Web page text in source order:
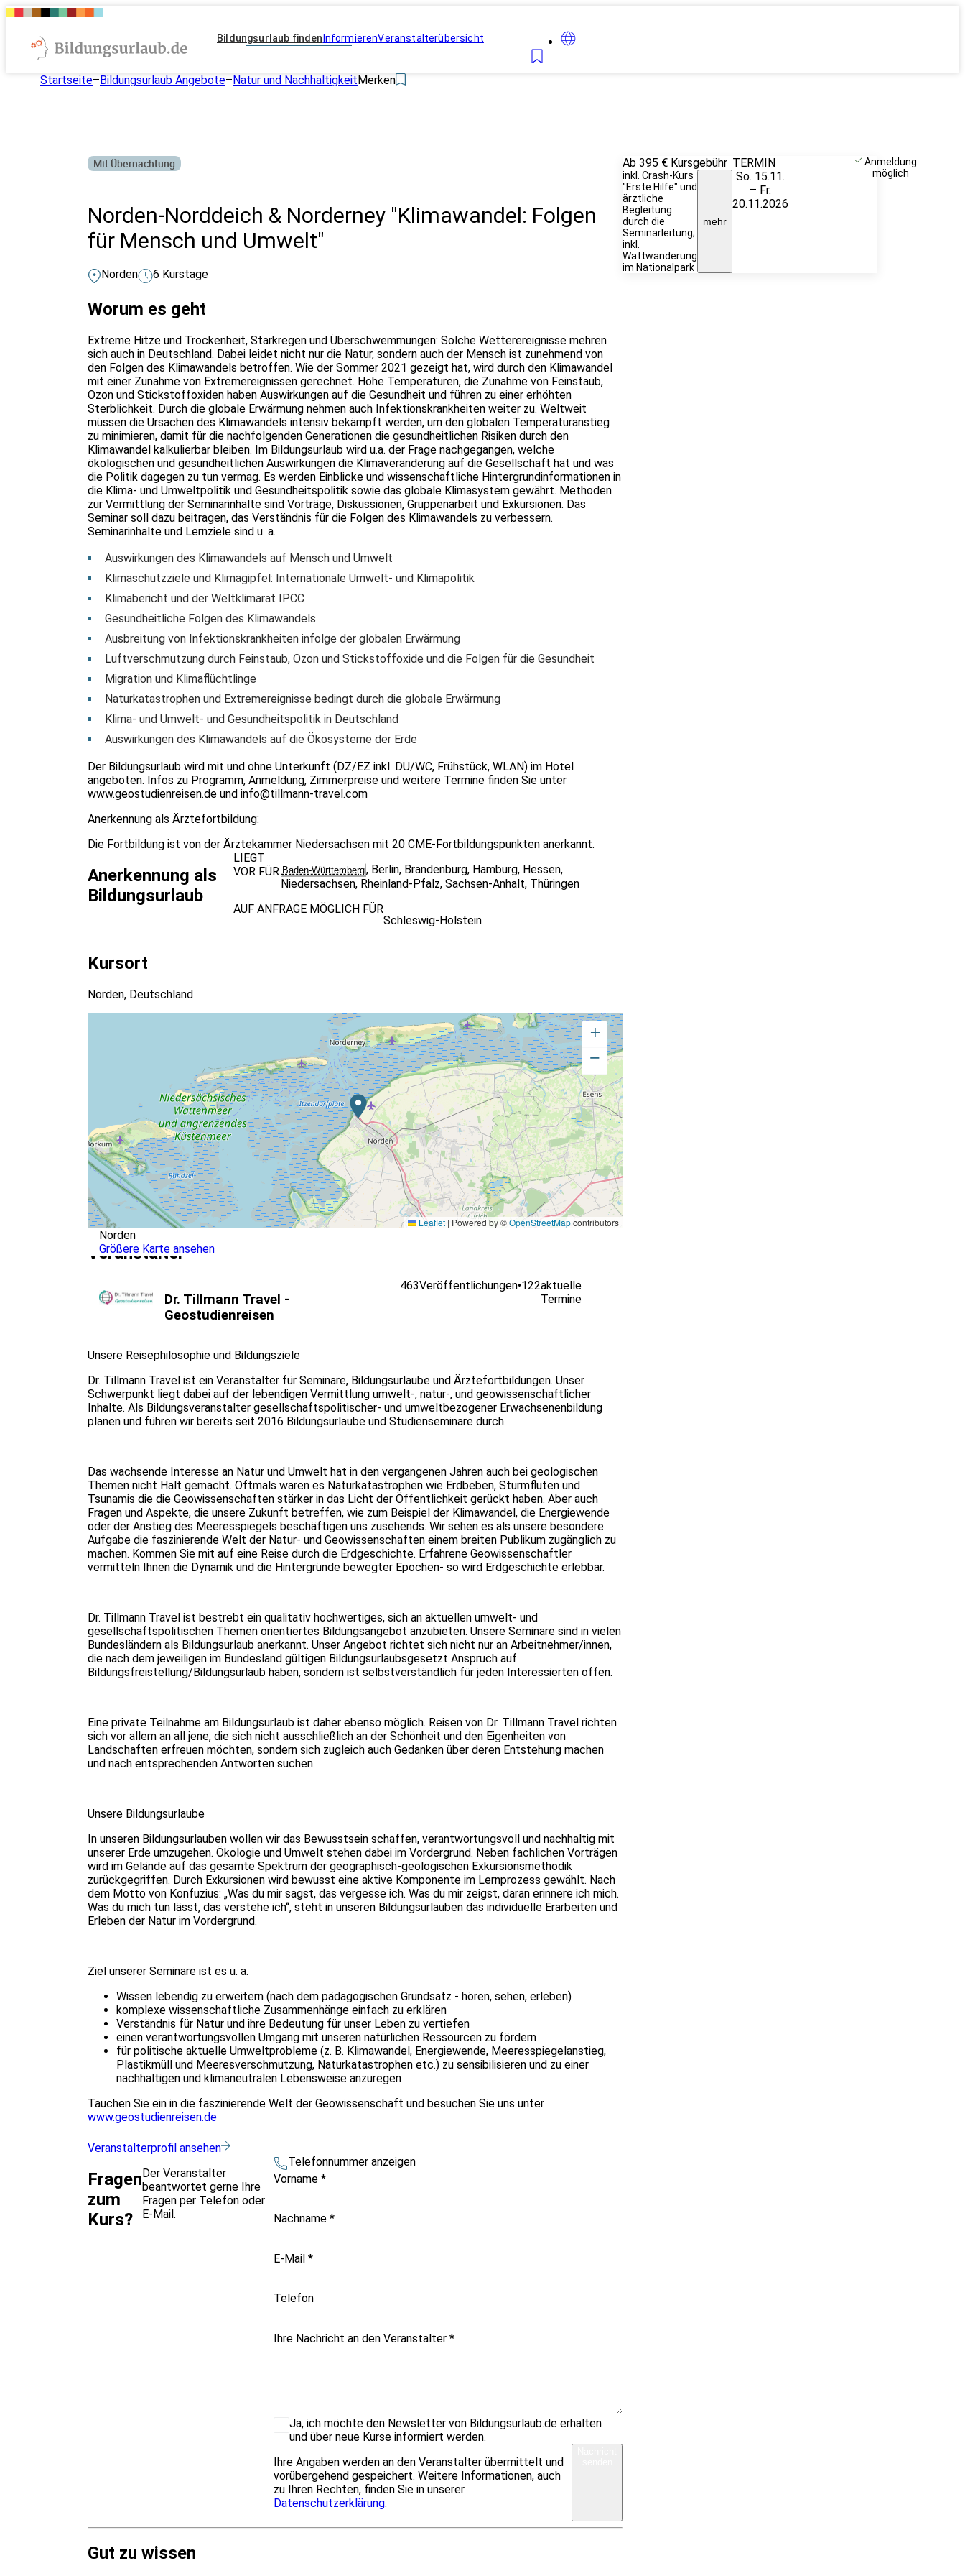
Bildungsurlaub finden InformierenVeranstalterübersicht
Startseite–Bildungsurlaub Angebote–Natur und NachhaltigkeitMerken
Mit Übernachtung
Norden-Norddeich & Norderney "Klimawandel: Folgen
für Mensch und Umwelt"
Norden 6 Kurstage
Worum es geht
Extreme Hitze und Trockenheit, Starkregen und Überschwemmungen: Solche Wetterereignisse mehren
sich auch in Deutschland. Dabei leidet nicht nur die Natur, sondern auch der Mensch ist zunehmend von
den Folgen des Klimawandels betroffen. Wie der Sommer 2021 gezeigt hat, wird durch den Klimawandel
mit einer Zunahme von Extremereignissen gerechnet. Hohe Temperaturen, die Zunahme von Feinstaub,
Ozon und Stickstoffoxiden haben Auswirkungen auf die Gesundheit und führen zu einer erhöhten
Sterblichkeit. Durch die globale Erwärmung nehmen auch Infektionskrankheiten weiter zu. Weltweit
müssen die Ursachen des Klimawandels intensiv bekämpft werden, um den globalen Temperaturanstieg
zu minimieren, damit für die nachfolgenden Generationen die gesundheitlichen Risiken durch den
Klimawandel kalkulierbar bleiben. Im Bildungsurlaub wird u.a. der Frage nachgegangen, welche
ökologischen und gesundheitlichen Auswirkungen die Klimaveränderung auf die Gesellschaft hat und was
die Politik dagegen zu tun vermag. Es werden Einblicke und wissenschaftliche Hintergrundinformationen in
die Klima- und Umweltpolitik und Gesundheitspolitik sowie das globale Klimasystem gewährt. Methoden
zur Vermittlung der Seminarinhalte sind Vorträge, Diskussionen, Gruppenarbeit und Exkursionen. Das
Seminar soll dazu beitragen, das Verständnis für die Folgen des Klimawandels zu verbessern.
Seminarinhalte und Lernziele sind u. a.
Auswirkungen des Klimawandels auf Mensch und Umwelt
Klimaschutzziele und Klimagipfel: Internationale Umwelt- und Klimapolitik
Klimabericht und der Weltklimarat IPCC
Gesundheitliche Folgen des Klimawandels
Ausbreitung von Infektionskrankheiten infolge der globalen Erwärmung
Luftverschmutzung durch Feinstaub, Ozon und Stickstoffoxide und die Folgen für die Gesundheit
Migration und Klimaflüchtlinge
Naturkatastrophen und Extremereignisse bedingt durch die globale Erwärmung
Klima- und Umwelt- und Gesundheitspolitik in Deutschland
Auswirkungen des Klimawandels auf die Ökosysteme der Erde
Der Bildungsurlaub wird mit und ohne Unterkunft (DZ/EZ inkl. DU/WC, Frühstück, WLAN) im Hotel
angeboten. Infos zu Programm, Anmeldung, Zimmerpreise und weitere Termine finden Sie unter
www.geostudienreisen.de und info@tillmann-travel.com
Anerkennung als Ärztefortbildung:
Die Fortbildung ist von der Ärztekammer Niedersachsen mit 20 CME-Fortbildungspunkten anerkannt.
Anerkennung als
Bildungsurlaub
LIEGT
VOR FÜR Baden-Württemberg, Berlin, Brandenburg, Hamburg, Hessen,
Niedersachsen, Rheinland-Pfalz, Sachsen-Anhalt, Thüringen
AUF ANFRAGE MÖGLICH FÜR
Schleswig-Holstein
Kursort
Norden, Deutschland
+
−
Leaflet | Powered by ©OpenStreetMapcontributors
Norden
Größere Karte ansehen
Veranstalter
Dr. Tillmann Travel -
Geostudienreisen
463Veröffentlichungen•122aktuelle
Termine
Unsere Reisephilosophie und Bildungsziele
Dr. Tillmann Travel ist ein Veranstalter für Seminare, Bildungsurlaube und Ärztefortbildungen. Unser
Schwerpunkt liegt dabei auf der lebendigen Vermittlung umwelt-, natur-, und geowissenschaftlicher
Inhalte. Als Bildungsveranstalter gesellschaftspolitischer- und umweltbezogener Erwachsenenbildung
planen und führen wir bereits seit 2016 Bildungsurlaube und Studienseminare durch.
Das wachsende Interesse an Natur und Umwelt hat in den vergangenen Jahren auch bei geologischen
Themen nicht Halt gemacht. Oftmals waren es Naturkatastrophen wie Erdbeben, Sturmfluten und
Tsunamis die die Geowissenschaften stärker in das Licht der Öffentlichkeit gerückt haben. Aber auch
Fragen und Aspekte, die unsere Zukunft betreffen, wie zum Beispiel der Klimawandel, die Energiewende
oder der Anstieg des Meeresspiegels beschäftigen uns zusehends. Wir sehen es als unsere besondere
Aufgabe die faszinierende Welt der Natur- und Geowissenschaften einem breiten Publikum zugänglich zu
machen. Kommen Sie mit auf eine Reise durch die Erdgeschichte. Erfahrene Geowissenschaftler
vermitteln Ihnen die Dynamik und die Hintergründe bewegter Epochen- so wird Erdgeschichte erlebbar.
Dr. Tillmann Travel ist bestrebt ein qualitativ hochwertiges, sich an aktuellen umwelt- und
gesellschaftspolitischen Themen orientiertes Bildungsangebot anzubieten. Unsere Seminare sind in vielen
Bundesländern als Bildungsurlaub anerkannt. Unser Angebot richtet sich nicht nur an Arbeitnehmer/innen,
die nach dem jeweiligen im Bundesland gültigen Bildungsurlaubsgesetzt Anspruch auf
Bildungsfreistellung/Bildungsurlaub haben, sondern ist selbstverständlich für jeden Interessierten offen.
Eine private Teilnahme am Bildungsurlaub ist daher ebenso möglich. Reisen von Dr. Tillmann Travel richten
sich vor allem an all jene, die sich nicht ausschließlich an der Schönheit und den Eigenheiten von
Landschaften erfreuen möchten, sondern sich zugleich auch Gedanken über deren Entstehung machen
und nach entsprechenden Antworten suchen.
Unsere Bildungsurlaube
In unseren Bildungsurlauben wollen wir das Bewusstsein schaffen, verantwortungsvoll und nachhaltig mit
unserer Erde umzugehen. Ökologie und Umwelt stehen dabei im Vordergrund. Neben fachlichen Vorträgen
wird im Gelände auf das gesamte Spektrum der geographisch-geologischen Exkursionsmethodik
zurückgegriffen. Durch Exkursionen wird bewusst eine aktive Komponente im Lernprozess gewählt. Nach
dem Motto von Konfuzius: „Was du mir sagst, das vergesse ich. Was du mir zeigst, daran erinnere ich mich.
Was du mich tun lässt, das verstehe ich“, steht in unseren Bildungsurlauben das individuelle Erarbeiten und
Erleben der Natur im Vordergrund.
Ziel unserer Seminare ist es u. a.
Wissen lebendig zu erweitern (nach dem pädagogischen Grundsatz - hören, sehen, erleben)
komplexe wissenschaftliche Zusammenhänge einfach zu erklären
Verständnis für Natur und ihre Bedeutung für unser Leben zu vertiefen
einen verantwortungsvollen Umgang mit unseren natürlichen Ressourcen zu fördern
für politische aktuelle Umweltprobleme (z. B. Klimawandel, Energiewende, Meeresspiegelanstieg,
Plastikmüll und Meeresverschmutzung, Naturkatastrophen etc.) zu sensibilisieren und zu einer
nachhaltigen und klimaneutralen Lebensweise anzuregen
Tauchen Sie ein in die faszinierende Welt der Geowissenschaft und besuchen Sie uns unter
www.geostudienreisen.de
Veranstalterprofil ansehen
Fragen
zum
Kurs?
Der Veranstalter
beantwortet gerne Ihre
Fragen per Telefon oder
E-Mail.
Telefonnummer anzeigen
Vorname*
Nachname*
E-Mail*
Telefon
Ihre Nachricht an den Veranstalter*
Ja, ich möchte den Newsletter von Bildungsurlaub.de erhalten
und über neue Kurse informiert werden.
Ihre Angaben werden an den Veranstalter übermittelt und
vorübergehend gespeichert. Weitere Informationen, auch
zu Ihren Rechten, finden Sie in unserer
Datenschutzerklärung.
Gut zu wissen
Ab 395 € Kursgebühr
inkl. Crash-Kurs
"Erste Hilfe" und
ärztliche
Begleitung
durch die
Seminarleitung;
inkl.
Wattwanderung
im Nationalpark
mehr
TERMIN
So. 15.11.
– Fr.
20.11.2026
Anmeldung
möglich